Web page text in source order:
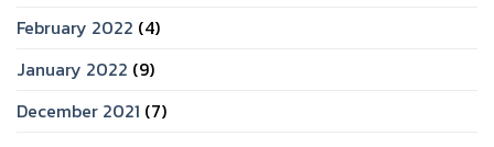
February 2022 (4)
January 2022 (9)
December 2021 (7)